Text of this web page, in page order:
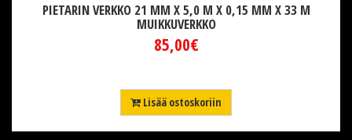
PIETARIN VERKKO 21 MM X 5,0 M X 0,15 MM X 33 M
MUIKKUVERKKO
85,00€
Lisää ostoskoriin